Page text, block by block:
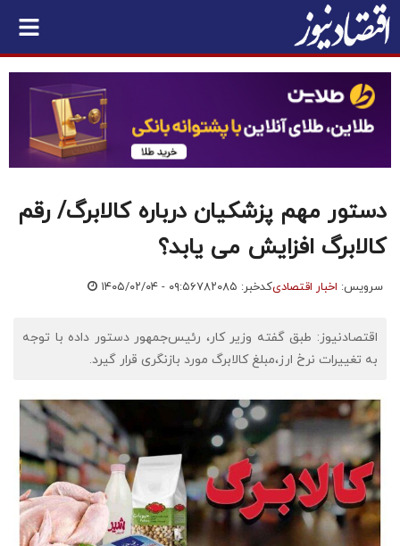
دستور مهم پزشکیان درباره کالابرگ/ رقم
کالابرگ افزایش می یابد؟
سرویس: اخبار اقتصادیکدخبر: ۷۸۲۰۸۵ ۱۴۰۵/۰۲/۰۴ - ۰۹:۵۶
اقتصادنیوز: طبق گفته وزیر کار، رئیس‌جمهور دستور داده با توجه
به تغییرات نرخ ارز،مبلغ کالابرگ مورد بازنگری قرار گیرد.